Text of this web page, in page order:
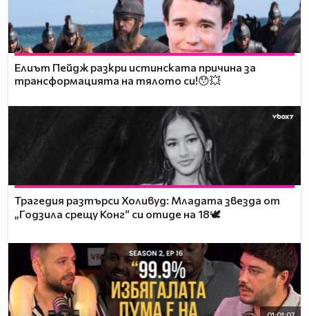
Елиът Пейдж разкри истинската причина за
трансформацията на тялото си!😯💥
Трагедия разтърси Холивуд: Младата звезда от
„Годзила срещу Конг“ си отиде на 18🕊️